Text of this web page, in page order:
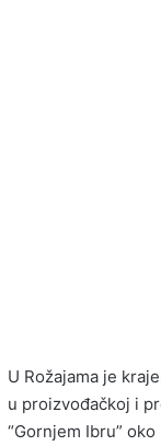
U Rožajama je
u proizvođačkoj i
“Gornjem Ibru”